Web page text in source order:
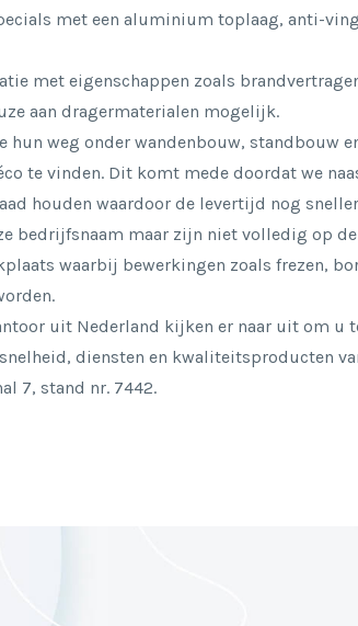
met een aluminium toplaag, anti-
met eigenschappen zoals
aan dragermaterialen mogelijk.
hun weg onder wandenbouw, standbouw
te vinden. Dit komt mede doordat we
houden waardoor de levertijd nog
bedrijfsnaam maar zijn niet volledig op
waarbij bewerkingen zoals frezen,
uit Nederland kijken er naar uit om
diensten en kwaliteitsproducten
7, stand nr. 7442.